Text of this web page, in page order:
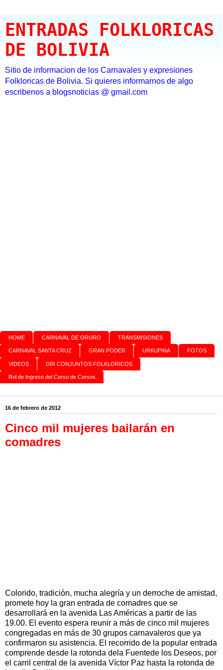
ENTRADAS FOLKLORICAS
DE BOLIVIA
Sitio de informacion de los Carnavales y expresiones
Folkloricas de Bolivia. Si quieres informarnos de algo
escribenos a blogsnoticias @ gmail.com
HOME CARNAVAL DE ORURO TRANSMISIONES
CARNAVAL SANTA CRUZ GRAN PODER URKUPINA FOTOS
VIDEOS DIR CONJUNTOS FOLKLORICOS
Rol de Ingreso del Corso de Corsos
16 de febrero de 2012
Cinco mil mujeres bailarán en
comadres
Colorido, tradición, mucha alegría y un derroche de amistad,
promete hoy la gran entrada de comadres que se
desarrollará en la avenida Las Américas a partir de las
19.00. El evento espera reunir a más de cinco mil mujeres
congregadas en más de 30 grupos carnavaleros que ya
confirmaron su asistencia. El recorrido de la popular entrada
comprende desde la rotonda dela Fuentede los Deseos, por
el carril central de la avenida Víctor Paz hasta la rotonda de